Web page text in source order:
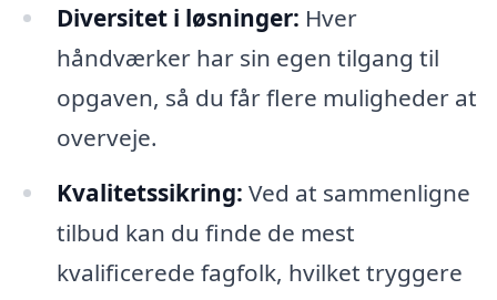
Diversitet i løsninger: Hver
håndværker har sin egen tilgang til
opgaven, så du får flere muligheder at
overveje.
Kvalitetssikring: Ved at sammenligne
tilbud kan du finde de mest
kvalificerede fagfolk, hvilket tryggere